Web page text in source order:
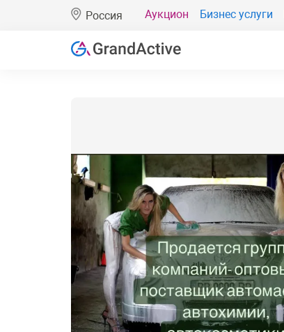
Россия Аукцион Бизнес услуги